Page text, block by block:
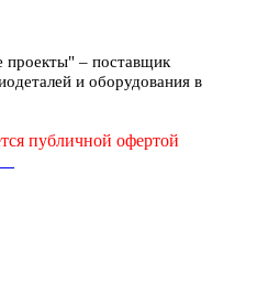
– поставщик
и оборудования в
публичной офертой